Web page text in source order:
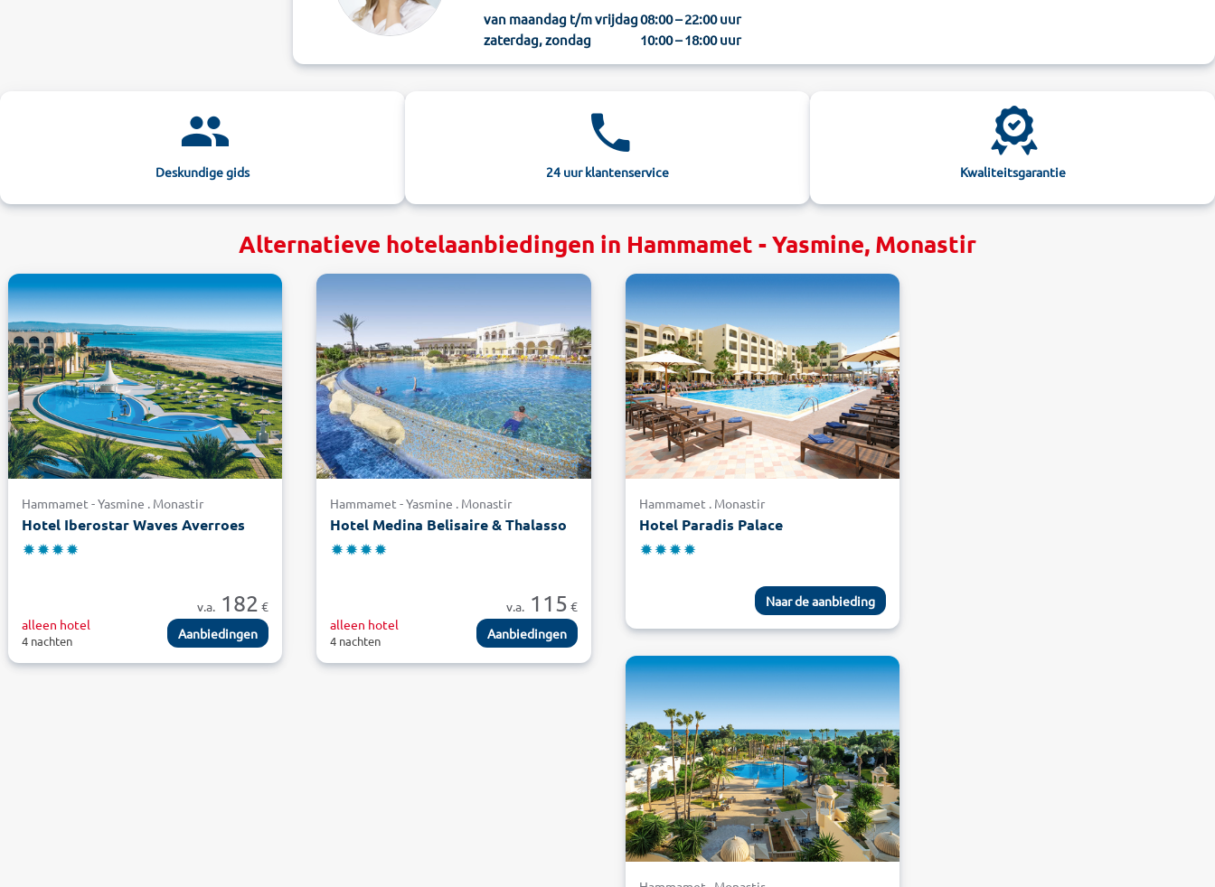
van maandag t/m vrijdag08:00 – 22:00 uur
zaterdag, zondag
10:00 – 18:00 uur
Deskundige gids 24 uur klantenservice Kwaliteitsgarantie
Alternatieve hotelaanbiedingen in Hammamet - Yasmine, Monastir
Hammamet - Yasmine . Monastir
Hotel Iberostar Waves Averroes
v.a. 182 €
alleen hotel
4 nachten Aanbiedingen
Hammamet - Yasmine . Monastir
Hotel Medina Belisaire & Thalasso
v.a.115 €
alleen hotel
4 nachten Aanbiedingen
Hammamet . Monastir
Hotel Paradis Palace
Naar de aanbieding